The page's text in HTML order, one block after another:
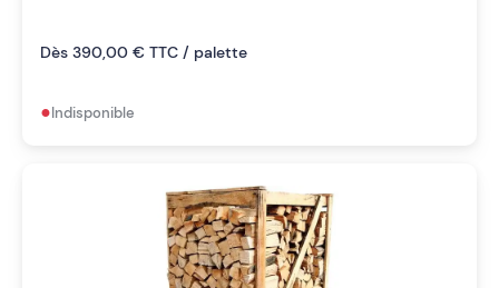
Dès 390,00 € TTC / palette
•Indisponible